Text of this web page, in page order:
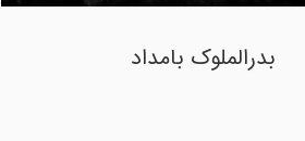
بدرالملوک بامداد